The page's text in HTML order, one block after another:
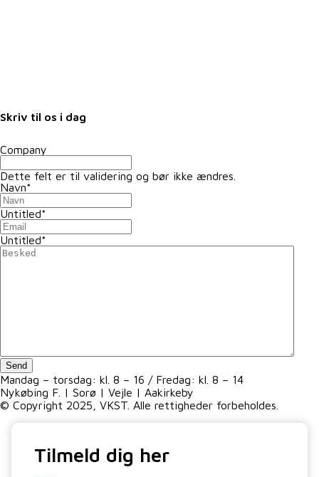
Skriv til os i dag
Company
Dette felt er til validering og bør ikke ændres.
Navn*
Untitled*
Untitled*
Send
Mandag – torsdag: kl. 8 – 16 / Fredag: kl. 8 – 14
Nykøbing F. | Sorø | Vejle | Aakirkeby
© Copyright 2025, VKST. Alle rettigheder forbeholdes.
Tilmeld dig her